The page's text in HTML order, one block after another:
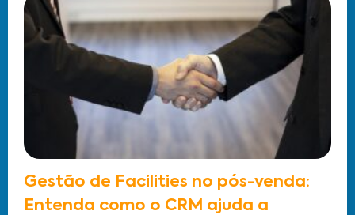
Gestão de Facilities no pós-venda:
Entenda como o CRM ajuda a